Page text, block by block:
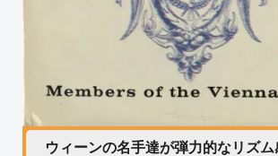
ウィーンの名手達が弾力的なリズ